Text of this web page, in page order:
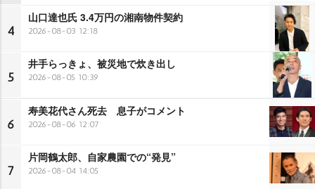
4
山口達也氏 3.4万円の湘南物件契約
2026-08-03 12:18
5
井手らっきょ、被災地で炊き出し
2026-08-05 10:39
6
寿美花代さん死去 息子がコメント
2026-08-06 12:07
7
片岡鶴太郎、自家農園での“発見”
2026-08-04 14:05